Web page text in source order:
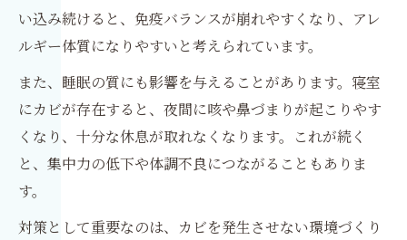
い込み続けると、免疫バランスが崩れやすくなり、アレ
ルギー体質になりやすいと考えられています。
また、睡眠の質にも影響を与えることがあります。寝室
にカビが存在すると、夜間に咳や鼻づまりが起こりやす
くなり、十分な休息が取れなくなります。これが続く
と、集中力の低下や体調不良につながることもありま
す。
対策として重要なのは、カビを発生させない環境づくり